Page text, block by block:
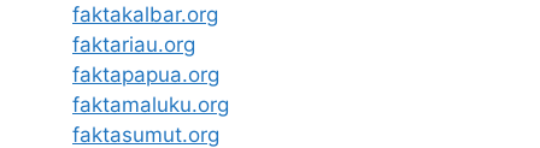
faktakalbar.org
faktariau.org
faktapapua.org
faktamaluku.org
faktasumut.org